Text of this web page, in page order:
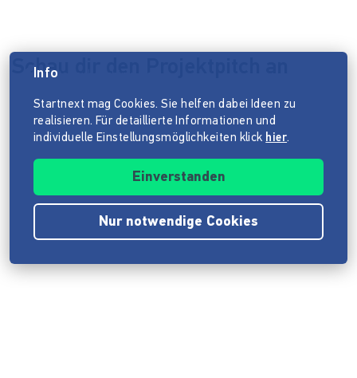
Schau dir den Projektpitch an
Datenschutzhinweis
Info
Startnext mag Cookies. Sie helfen dabei Ideen zu
realisieren. Für detaillierte Informationen und
individuelle Einstellungsmöglichkeiten klick hier.
Einverstanden
Nur notwendige Cookies